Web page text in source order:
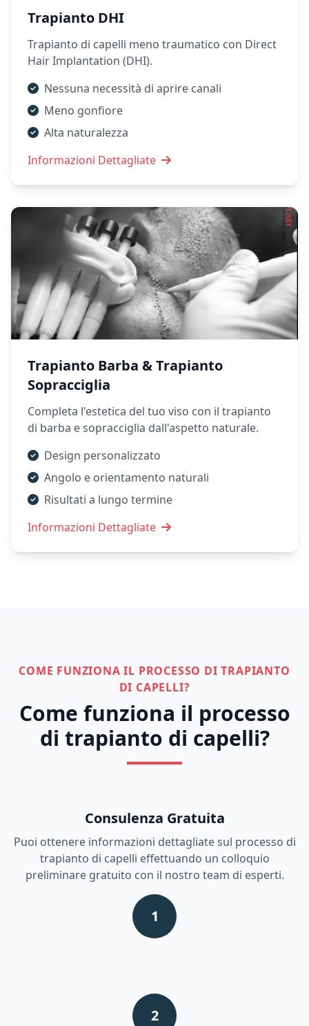
Trapianto DHI
Trapianto di capelli meno traumatico con Direct
Hair Implantation (DHI).
Nessuna necessità di aprire canali
Meno gonfiore
Alta naturalezza
Informazioni Dettagliate
Trapianto Barba & Trapianto
Sopracciglia
Completa l'estetica del tuo viso con il trapianto
di barba e sopracciglia dall'aspetto naturale.
Design personalizzato
Angolo e orientamento naturali
Risultati a lungo termine
Informazioni Dettagliate
COME FUNZIONA IL PROCESSO DI TRAPIANTO
DI CAPELLI?
Come funziona il processo
di trapianto di capelli?
Consulenza Gratuita
Puoi ottenere informazioni dettagliate sul processo di
trapianto di capelli effettuando un colloquio
preliminare gratuito con il nostro team di esperti.
1
2